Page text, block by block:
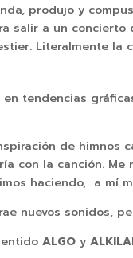
produjo y
salir a un
Literalmente la
tendencias
de
con la canción.
haciendo, a mí
nuevos sonidos,
ALGO y